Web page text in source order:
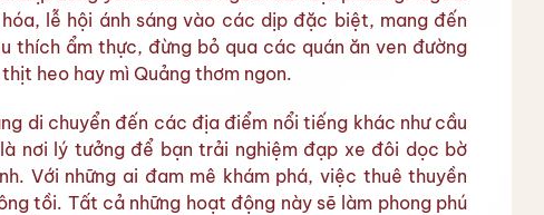
lễ hội ánh sáng vào các dịp đặc biệt, mang đến
thích ẩm thực, đừng bỏ qua các quán ăn ven đường
heo hay mì Quảng thơm ngon.
di chuyển đến các địa điểm nổi tiếng khác như cầu
nơi lý tưởng để bạn trải nghiệm đạp xe đôi dọc bờ
Với những ai đam mê khám phá, việc thuê thuyền
tồi. Tất cả những hoạt động này sẽ làm phong phú